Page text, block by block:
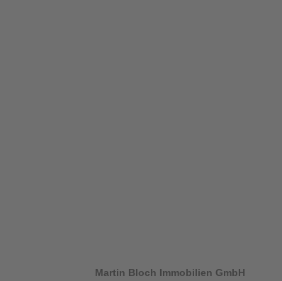
Martin Bloch Immobilien GmbH